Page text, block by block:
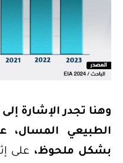
وهنا تجدر الإشارة إلى
الطبيعي المسال،
بشكل ملحوظ،على